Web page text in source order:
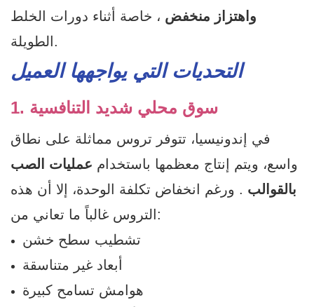
واهتزاز منخفض ، خاصة أثناء دورات الخلط
الطويلة.
التحديات التي يواجهها العميل
1. سوق محلي شديد التنافسية
في إندونيسيا، تتوفر تروس مماثلة على نطاق
واسع، ويتم إنتاج معظمها باستخدام عمليات الصب
بالقوالب . ورغم انخفاض تكلفة الوحدة، إلا أن هذه
التروس غالباً ما تعاني من:
تشطيب سطح خشن
أبعاد غير متناسقة
هوامش تسامح كبيرة